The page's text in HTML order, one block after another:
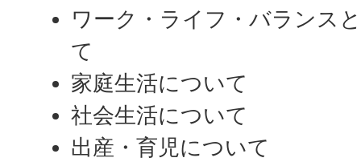
ワーク・ライフ・バランス
て
家庭生活について
社会生活について
出産・育児について